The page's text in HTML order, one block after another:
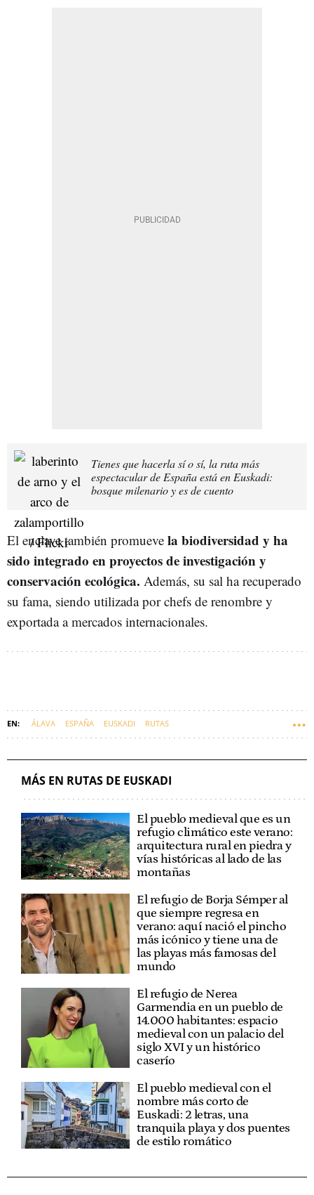
Tienes que hacerla sí o sí, la ruta más
espectacular de España está en Euskadi:
bosque milenario y es de cuento
El enclave también promueve la biodiversidad y ha
sido integrado en proyectos de investigación y
conservación ecológica. Además, su sal ha recuperado
su fama, siendo utilizada por chefs de renombre y
exportada a mercados internacionales.
ÁLAVA ESPAÑA EUSKADI RUTAS
MÁS EN RUTAS DE EUSKADI
El pueblo medieval que es un
refugio climático este verano:
arquitectura rural en piedra y
vías históricas al lado de las
montañas
El refugio de Borja Sémper al
que siempre regresa en
verano: aquí nació el pincho
más icónico y tiene una de
las playas más famosas del
mundo
El refugio de Nerea
Garmendia en un pueblo de
14.000 habitantes: espacio
medieval con un palacio del
siglo XVI y un histórico
caserío
El pueblo medieval con el
nombre más corto de
Euskadi: 2 letras, una
tranquila playa y dos puentes
de estilo romático